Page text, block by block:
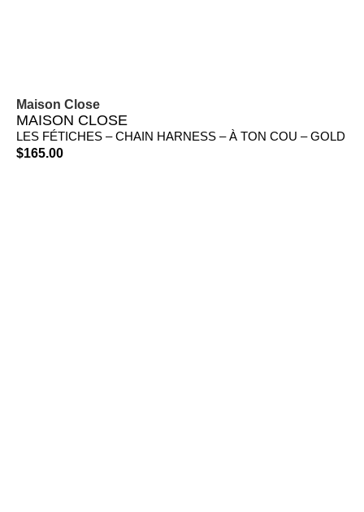
Maison Close
MAISON CLOSE
LES FÉTICHES – CHAIN HARNESS – À TON COU – GOLD
$165.00